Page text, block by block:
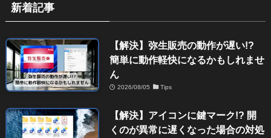
新着記事
【解決】弥生販売の動作が遅い!?
簡単に動作軽快になるかもしれませ
ん
2026/08/05 Tips
【解決】アイコンに鍵マーク!? 開
くのが異常に遅くなった場合の対処